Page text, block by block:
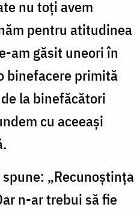
nu toţi avem
pentru atitudinea
am găsit uneori în
binefacere primită
la binefăcători
cu aceeaşi
„Recunoştinţa
n-ar trebui să fie